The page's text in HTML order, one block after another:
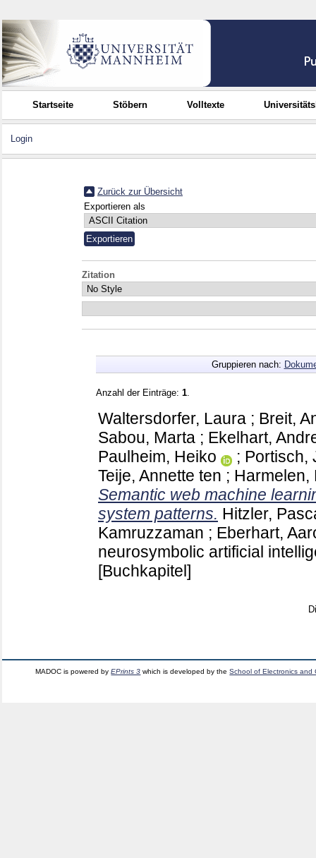
Startseite Stöbern Volltexte
Login
Zurück zur Übersicht
Exportieren als
Zitation
Gruppieren nach:
Anzahl der Einträge: 1
Waltersdorfer, Laura ; Breit,
Sabou, Marta ; Ekelhart,
Paulheim, Heiko
; Portisch,
Teije, Annette ten ; Harmelen,
Semantic web machine
system patterns. Hitzler,
Kamruzzaman ; Eberhart,
neurosymbolic artificial
[Buchkapitel]
MADOC is powered byEPrints 3 which is developed by theSchool of Electronics and